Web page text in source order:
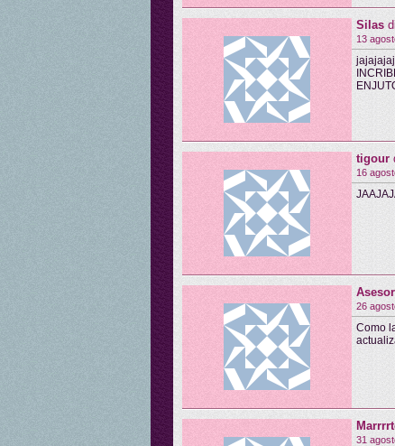
Silas
13
tigour
16
Asesor
26
Como
31